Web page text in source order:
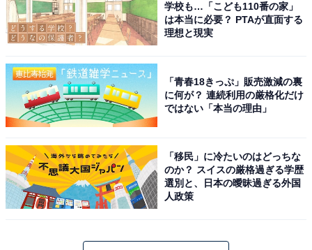
学校も…「こども110番の家」
は本当に必要？ PTAが直面する
理想と現実
「青春18きっぷ」販売激減の裏
に何が？ 連続利用の厳格化だけ
ではない「本当の理由」
「移民」に冷たいのはどっちな
のか？ スイスの厳格過ぎる学歴
選別と、日本の曖昧過ぎる外国
人政策